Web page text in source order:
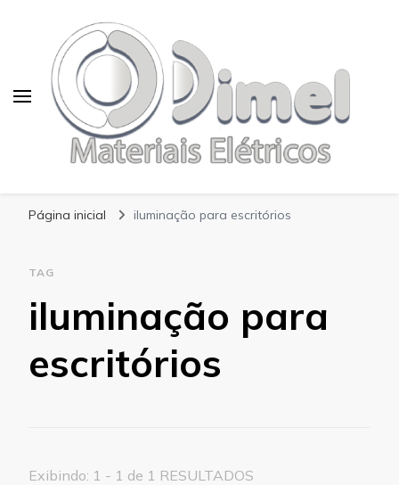
Página inicial iluminação para escritórios
TAG
iluminação para
escritórios
Exibindo: 1 - 1 de 1 RESULTADOS